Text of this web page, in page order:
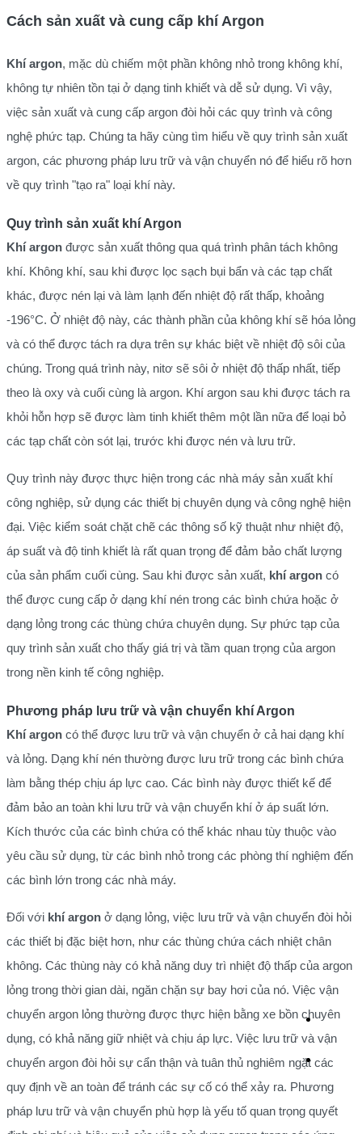
Cách sản xuất và cung cấp khí Argon
Khí argon, mặc dù chiếm một phần không nhỏ trong không khí,
không tự nhiên tồn tại ở dạng tinh khiết và dễ sử dụng. Vì vậy,
việc sản xuất và cung cấp argon đòi hỏi các quy trình và công
nghệ phức tạp. Chúng ta hãy cùng tìm hiểu về quy trình sản xuất
argon, các phương pháp lưu trữ và vận chuyển nó để hiểu rõ hơn
về quy trình "tạo ra" loại khí này.
Quy trình sản xuất khí Argon
Khí argon được sản xuất thông qua quá trình phân tách không
khí. Không khí, sau khi được lọc sạch bụi bẩn và các tạp chất
khác, được nén lại và làm lạnh đến nhiệt độ rất thấp, khoảng
-196°C. Ở nhiệt độ này, các thành phần của không khí sẽ hóa lỏng
và có thể được tách ra dựa trên sự khác biệt về nhiệt độ sôi của
chúng. Trong quá trình này, nitơ sẽ sôi ở nhiệt độ thấp nhất, tiếp
theo là oxy và cuối cùng là argon. Khí argon sau khi được tách ra
khỏi hỗn hợp sẽ được làm tinh khiết thêm một lần nữa để loại bỏ
các tạp chất còn sót lại, trước khi được nén và lưu trữ.
Quy trình này được thực hiện trong các nhà máy sản xuất khí
công nghiệp, sử dụng các thiết bị chuyên dụng và công nghệ hiện
đại. Việc kiểm soát chặt chẽ các thông số kỹ thuật như nhiệt độ,
áp suất và độ tinh khiết là rất quan trọng để đảm bảo chất lượng
của sản phẩm cuối cùng. Sau khi được sản xuất, khí argon có
thể được cung cấp ở dạng khí nén trong các bình chứa hoặc ở
dạng lỏng trong các thùng chứa chuyên dụng. Sự phức tạp của
quy trình sản xuất cho thấy giá trị và tầm quan trọng của argon
trong nền kinh tế công nghiệp.
Phương pháp lưu trữ và vận chuyển khí Argon
Khí argon có thể được lưu trữ và vận chuyển ở cả hai dạng khí
và lỏng. Dạng khí nén thường được lưu trữ trong các bình chứa
làm bằng thép chịu áp lực cao. Các bình này được thiết kế để
đảm bảo an toàn khi lưu trữ và vận chuyển khí ở áp suất lớn.
Kích thước của các bình chứa có thể khác nhau tùy thuộc vào
yêu cầu sử dụng, từ các bình nhỏ trong các phòng thí nghiệm đến
các bình lớn trong các nhà máy.
Đối với khí argon ở dạng lỏng, việc lưu trữ và vận chuyển đòi hỏi
các thiết bị đặc biệt hơn, như các thùng chứa cách nhiệt chân
không. Các thùng này có khả năng duy trì nhiệt độ thấp của argon
lỏng trong thời gian dài, ngăn chặn sự bay hơi của nó. Việc vận
chuyển argon lỏng thường được thực hiện bằng xe bồn chuyên
dụng, có khả năng giữ nhiệt và chịu áp lực. Việc lưu trữ và vận
chuyển argon đòi hỏi sự cẩn thận và tuân thủ nghiêm ngặt các
quy định về an toàn để tránh các sự cố có thể xảy ra. Phương
pháp lưu trữ và vận chuyển phù hợp là yếu tố quan trọng quyết